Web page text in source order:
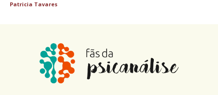
Patricia Tavares